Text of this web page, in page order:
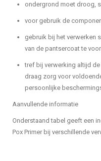
ondergrond moet droog,
voor gebruik de
gebruik bij het verwerken
van de pantsercoat te
tref bij verwerking altijd
draag zorg voor
persoonlijke
Aanvullende informatie
Onderstaand tabel geeft een
Pox Primer bij verschillende